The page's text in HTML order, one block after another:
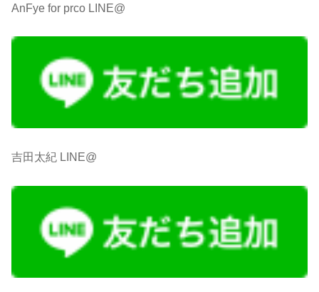
AnFye for prco LINE@
吉田太紀 LINE@